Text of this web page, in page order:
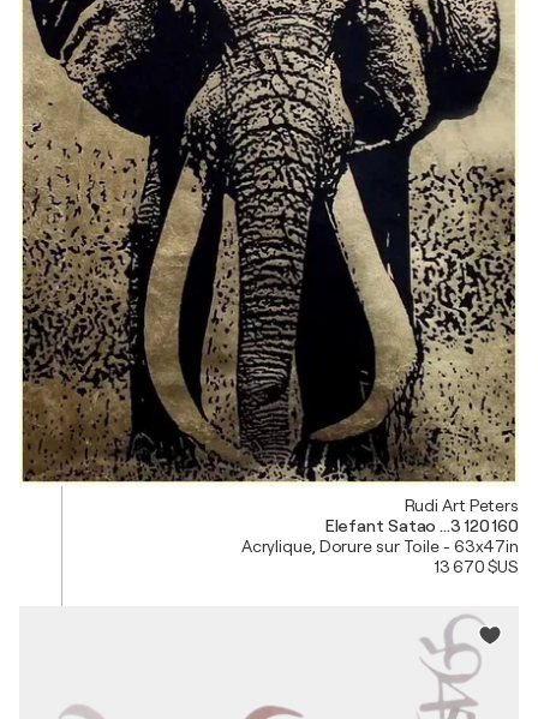
Rudi Art Peters
Elefant Satao ...3 120 160
Acrylique, Dorure sur Toile - 63x47in
13 670 $US